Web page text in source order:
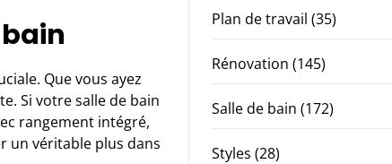
Que vous ayez
Si votre salle de bain
rangement intégré,
un véritable plus dans
Plan de travail (35)
Rénovation (145)
Salle de bain (172)
Styles (28)